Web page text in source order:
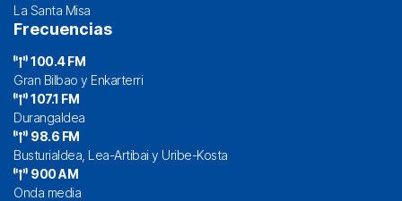
La Santa Misa
Frecuencias
100.4 FM
Gran Bilbao y Enkarterri
107.1 FM
Durangaldea
98.6 FM
Busturialdea, Lea-Artibai y Uribe-Kosta
900 AM
Onda media